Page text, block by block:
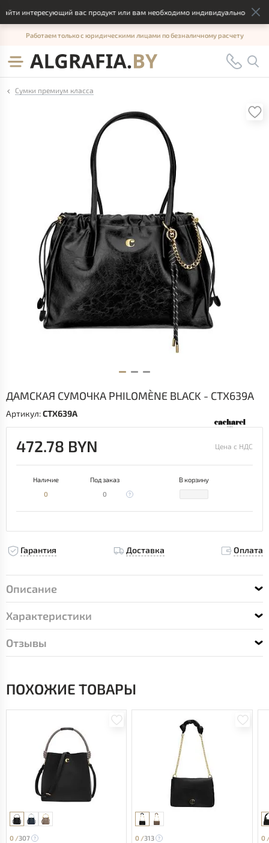
интересующий вас продукт или вам необходимо индивидуальное
Работаем только с юридическими лицами по безналичному расчету
Сумки премиум класса
ДАМСКАЯ СУМОЧКА PHILOMÈNE BLACK - CTX639A
Артикул:CTX639A
472.78 BYN Цена с НДС
Наличие Под заказ
В корзину
0
0
Гарантия Доставка Оплата
Описание
Характеристики
Отзывы
ПОХОЖИЕ ТОВАРЫ
0 /307 0 /313 0